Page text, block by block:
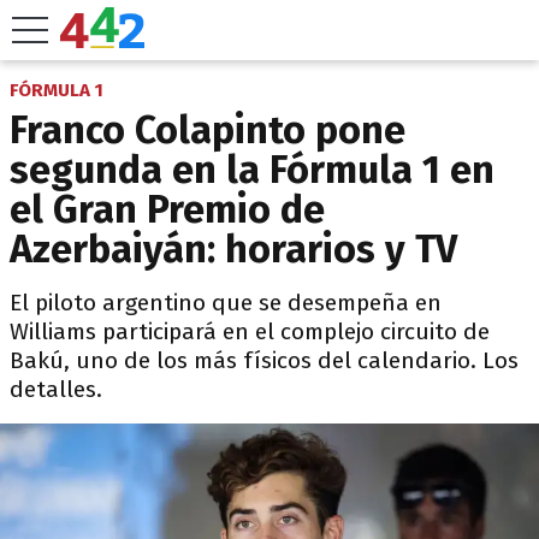
FÓRMULA 1
Franco Colapinto pone
segunda en la Fórmula 1 en
el Gran Premio de
Azerbaiyán: horarios y TV
El piloto argentino que se desempeña en
Williams participará en el complejo circuito de
Bakú, uno de los más físicos del calendario. Los
detalles.